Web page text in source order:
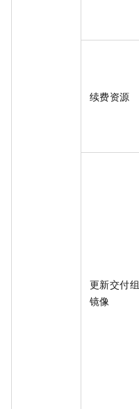
续费资源
更新交付组
镜像